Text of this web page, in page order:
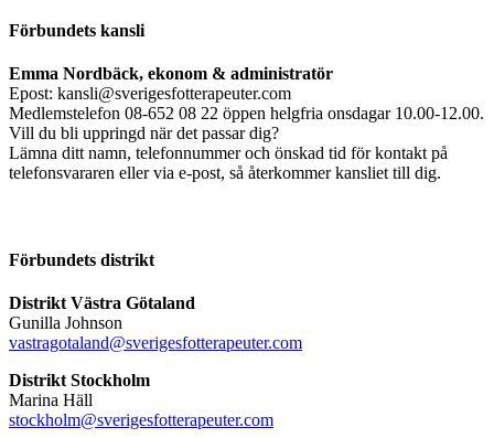
Förbundets kansli
Emma Nordbäck, ekonom & administratör
Epost: kansli@sverigesfotterapeuter.com
Medlemstelefon 08-652 08 22 öppen helgfria onsdagar 10.00-12.00.
Vill du bli uppringd när det passar dig?
Lämna ditt namn, telefonnummer och önskad tid för kontakt på
telefonsvararen eller via e-post, så återkommer kansliet till dig.
Förbundets distrikt
Distrikt Västra Götaland
Gunilla Johnson
vastragotaland@sverigesfotterapeuter.com
Distrikt Stockholm
Marina Häll
stockholm@sverigesfotterapeuter.com